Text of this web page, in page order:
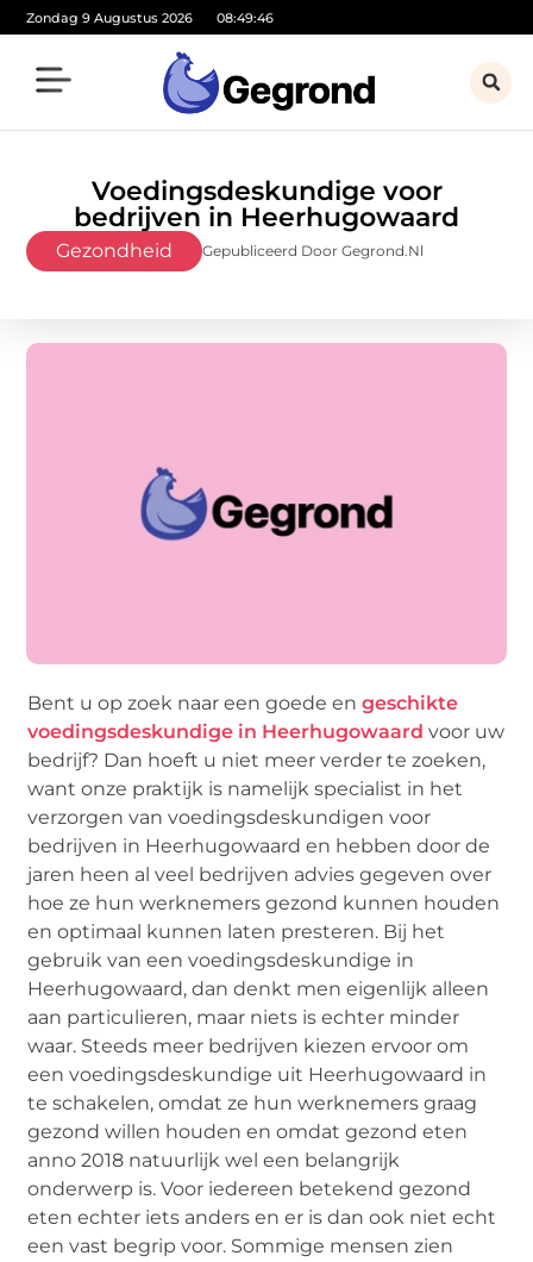
Zondag 9 Augustus 2026 08:49:47
Voedingsdeskundige voor
bedrijven in Heerhugowaard
Gezondheid Gepubliceerd Door Gegrond.nl
Bent u op zoek naar een goede engeschikte
voedingsdeskundige in Heerhugowaard voor uw
bedrijf? Dan hoeft u niet meer verder te zoeken,
want onze praktijk is namelijk specialist in het
verzorgen van voedingsdeskundigen voor
bedrijven in Heerhugowaard en hebben door de
jaren heen al veel bedrijven advies gegeven over
hoe ze hun werknemers gezond kunnen houden
en optimaal kunnen laten presteren. Bij het
gebruik van een voedingsdeskundige in
Heerhugowaard, dan denkt men eigenlijk alleen
aan particulieren, maar niets is echter minder
waar. Steeds meer bedrijven kiezen ervoor om
een voedingsdeskundige uit Heerhugowaard in
te schakelen, omdat ze hun werknemers graag
gezond willen houden en omdat gezond eten
anno 2018 natuurlijk wel een belangrijk
onderwerp is. Voor iedereen betekend gezond
eten echter iets anders en er is dan ook niet echt
een vast begrip voor. Sommige mensen zien